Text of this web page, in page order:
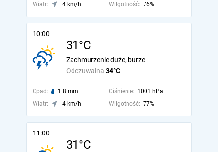
Wiatr:
4 km/h Wilgotność: 76%
10:00
31°C
Odczuwalna 34°C
Zachmurzenie duże, burze
Opad: 1.8 mm Ciśnienie: 1001 hPa
Wiatr:
4 km/h Wilgotność: 77%
11:00
31°C